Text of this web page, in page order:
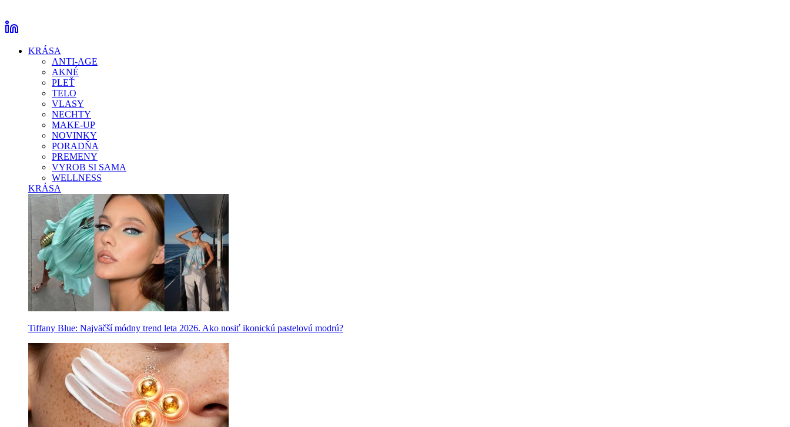
KRÁSA
ANTI-AGE
AKNÉ
PLEŤ
TELO
VLASY
NECHTY
MAKE-UP
NOVINKY
PORADŇA
PREMENY
VYROB SI SAMA
WELLNESS
KRÁSA
Tiffany Blue: Najväčší módny trend leta 2026. Ako nosiť ikonickú pastelovú modrú?